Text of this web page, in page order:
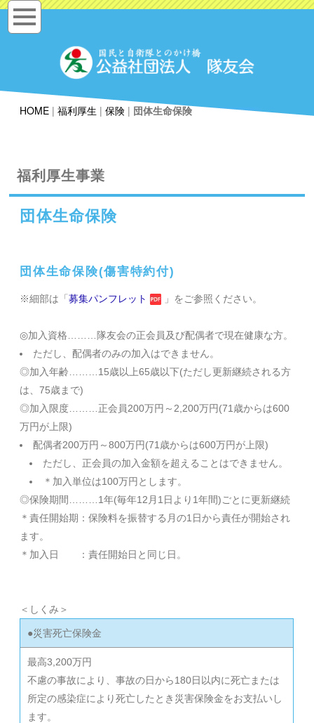
HOME |福利厚生 |保険 | 団体生命保険
福利厚生事業
団体生命保険
団体生命保険(傷害特約付)
※細部は「募集パンフレット 」をご参照ください。
◎加入資格………隊友会の正会員及び配偶者で現在健康な方。
ただし、配偶者のみの加入はできません。
◎加入年齢………15歳以上65歳以下(ただし更新継続される方
は、75歳まで)
◎加入限度………正会員200万円～2,200万円(71歳からは600
万円が上限)
配偶者200万円～800万円(71歳からは600万円が上限)
ただし、正会員の加入金額を超えることはできません。
＊加入単位は100万円とします。
◎保険期間………1年(毎年12月1日より1年間)ごとに更新継続
＊責任開始期：保険料を振替する月の1日から責任が開始され
ます。
＊加入日 ：責任開始日と同じ日。
＜しくみ＞
●災害死亡保険金
最高3,200万円
不慮の事故により、事故の日から180日以内に死亡または
所定の感染症により死亡したとき災害保険金をお支払いし
ます。